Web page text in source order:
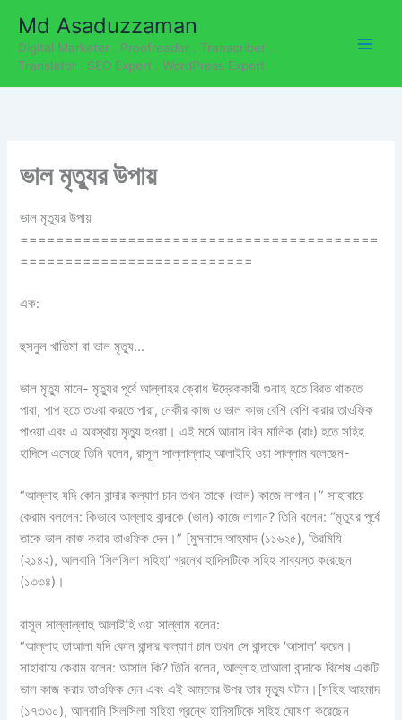
content
Md Asaduzzaman
Digital Marketer . Proofreader . Transcriber .
Translator . SEO Expert . WordPress Expert
ভাল মৃত্যুর উপায়
ভাল মৃত্যুর উপায়
========================================
==========================
এক:
হুসনুল খাতিমা বা ভাল মৃত্যু…
ভাল মৃত্যু মানে- মৃত্যুর পূর্বে আল্লাহর ক্রোধ উদ্রেককারী গুনাহ হতে বিরত থাকতে
পারা, পাপ হতে তওবা করতে পারা, নেকীর কাজ ও ভাল কাজ বেশি বেশি করার তাওফিক
পাওয়া এবং এ অবস্থায় মৃত্যু হওয়া। এই মর্মে আনাস বিন মালিক (রাঃ) হতে সহিহ
হাদিসে এসেছে তিনি বলেন, রাসূল সাল্লাল্লাহু আলাইহি ওয়া সাল্লাম বলেছেন-
“আল্লাহ যদি কোন বান্দার কল্যাণ চান তখন তাকে (ভাল) কাজে লাগান।” সাহাবায়ে
কেরাম বললেন: কিভাবে আল্লাহ বান্দাকে (ভাল) কাজে লাগান? তিনি বলেন: “মৃত্যুর পূর্বে
তাকে ভাল কাজ করার তাওফিক দেন।” [মুসনাদে আহমাদ (১১৬২৫), তিরমিযি
(২১৪২), আলবানি ‘সিলসিলা সহিহা’ গ্রন্থে হাদিসটিকে সহিহ সাব্যস্ত করেছেন
(১৩৩৪)।
রাসূল সাল্লাল্লাহু আলাইহি ওয়া সাল্লাম বলেন:
“আল্লাহ তাআলা যদি কোন বান্দার কল্যাণ চান তখন সে বান্দাকে ‘আসাল’ করেন।
সাহাবায়ে কেরাম বলেন: আসাল কি? তিনি বলেন, আল্লাহ তাআলা বান্দাকে বিশেষ একটি
ভাল কাজ করার তাওফিক দেন এবং এই আমলের উপর তার মৃত্যু ঘটান।[সহিহ আহমাদ
(১৭৩৩০), আলবানি সিলসিলা সহিহা গ্রন্থে হাদিসটিকে সহিহ ঘোষণা করেছেন
a
t
e
s